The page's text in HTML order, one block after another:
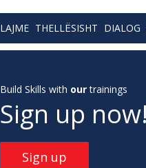
LAJME THELLËSISHT DIALOG
Build Skills with ourtrainings
Sign up now!
Sign up